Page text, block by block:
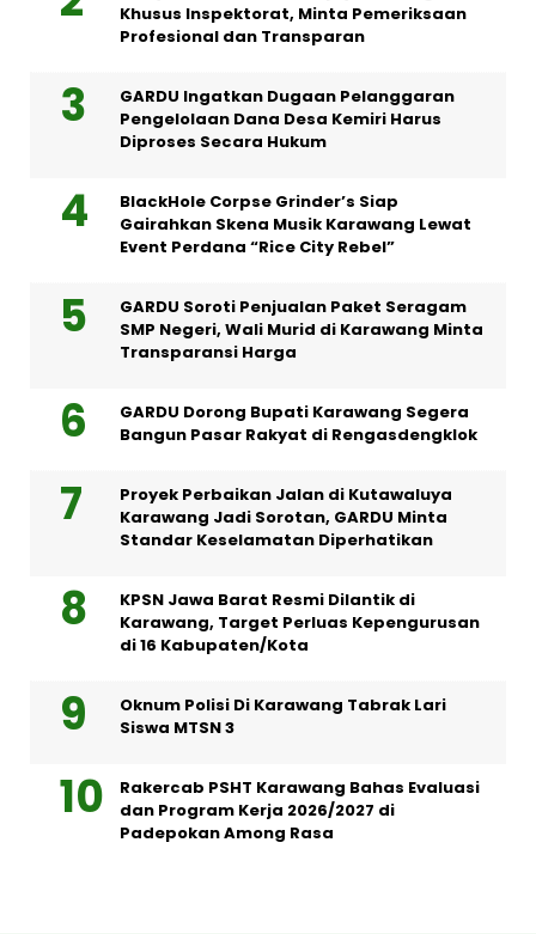
Khusus Inspektorat, Minta Pemeriksaan
Profesional dan Transparan
GARDU Ingatkan Dugaan Pelanggaran
Pengelolaan Dana Desa Kemiri Harus
Diproses Secara Hukum
BlackHole Corpse Grinder’s Siap
Gairahkan Skena Musik Karawang Lewat
Event Perdana “Rice City Rebel”
GARDU Soroti Penjualan Paket Seragam
SMP Negeri, Wali Murid di Karawang Minta
Transparansi Harga
GARDU Dorong Bupati Karawang Segera
Bangun Pasar Rakyat di Rengasdengklok
Proyek Perbaikan Jalan di Kutawaluya
Karawang Jadi Sorotan, GARDU Minta
Standar Keselamatan Diperhatikan
KPSN Jawa Barat Resmi Dilantik di
Karawang, Target Perluas Kepengurusan
di 16 Kabupaten/Kota
Oknum Polisi Di Karawang Tabrak Lari
Siswa MTSN 3
Rakercab PSHT Karawang Bahas Evaluasi
dan Program Kerja 2026/2027 di
Padepokan Among Rasa